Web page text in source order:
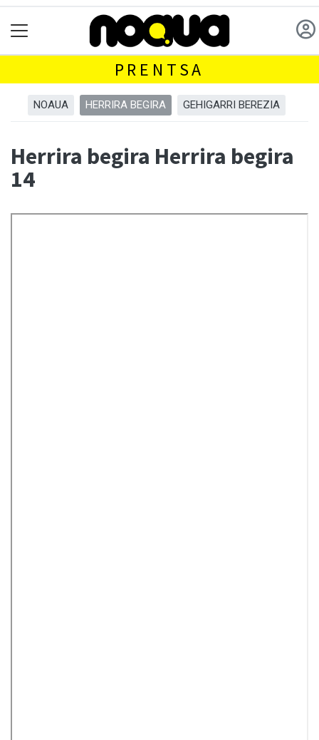
PRENTSA
NOAUA HERRIRA BEGIRA GEHIGARRI BEREZIA
Herrira begira Herrira begira
14